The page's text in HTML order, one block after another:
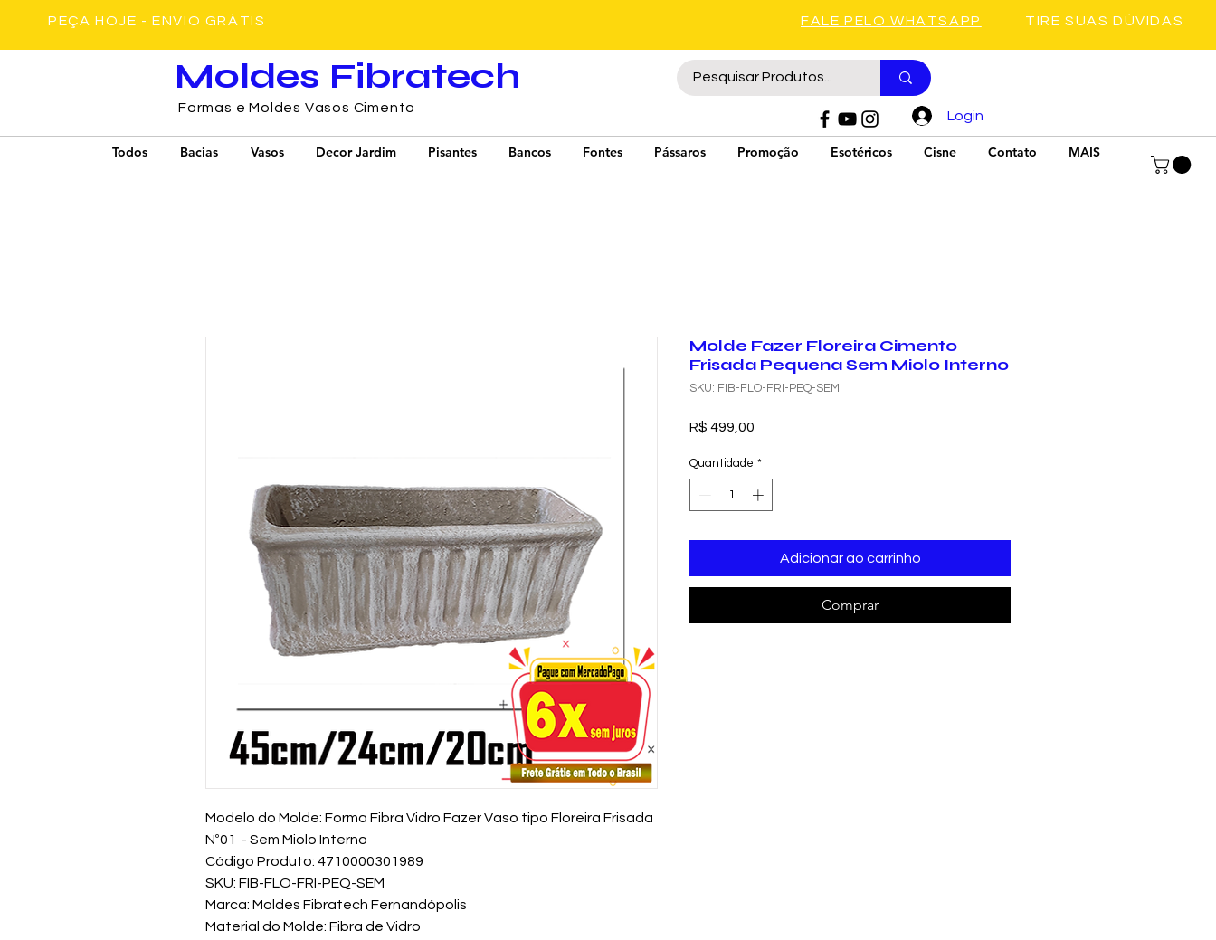
PEÇA HOJE - ENVIO GRÁTIS FALE PELO WHATSAPP TIRE SUAS DÚVIDAS
Todos Bacias Vasos Decor Jardim Pisantes Bancos Fontes Pássaros Promoção Esotéricos Cisne Contato MAIS
Moldes Fibratech
Login
Formas e Moldes Vasos Cimento
Modelo do Molde: Forma Fibra Vidro Fazer Vaso tipo Floreira Frisada
Nº01 - Sem Miolo Interno
Código Produto: 4710000301989
SKU: FIB-FLO-FRI-PEQ-SEM
Marca: Moldes Fibratech Fernandópolis
Material do Molde: Fibra de Vidro
Molde Fazer Floreira Cimento
Frisada Pequena Sem Miolo Interno
SKU: FIB-FLO-FRI-PEQ-SEM
R$ 499,00
Quantidade *
Adicionar ao carrinho
Comprar